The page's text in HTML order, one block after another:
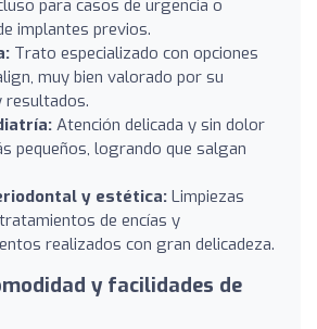
para casos de urgencia o
implantes previos.
Trato especializado con opciones
muy bien valorado por su
resultados.
Atención delicada y sin dolor
pequeños, logrando que salgan
y estética:Limpiezas
de encías y
realizados con gran delicadeza.
y facilidades de